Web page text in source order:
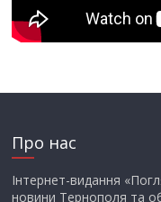
Про нас
Інтернет-видання
новини Тернополя та